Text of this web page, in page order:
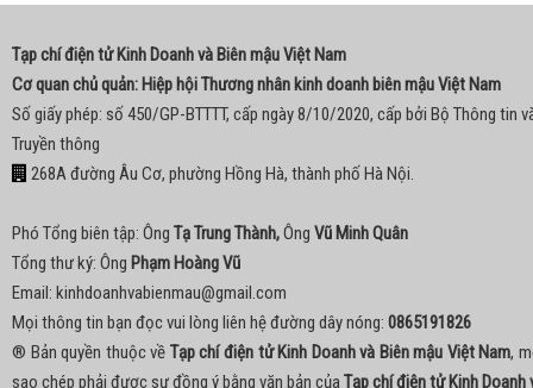
Tạp chí điện tử Kinh Doanh và Biên mậu Việt Nam
Cơ quan chủ quản: Hiệp hội Thương nhân kinh doanh biên mậu Việt Nam
Số giấy phép: số 450/GP-BTTTT, cấp ngày 8/10/2020, cấp bởi Bộ Thông tin
Truyền thông
268A đường Âu Cơ, phường Hồng Hà, thành phố Hà Nội.
Phó Tổng biên tập: Ông Tạ Trung Thành,Ông Vũ Minh Quân
Tổng thư ký: Ông Phạm Hoàng Vũ
Email: kinhdoanhvabienmau@gmail.com
Mọi thông tin bạn đọc vui lòng liên hệ đường dây nóng: 0865191826
® Bản quyền thuộc về Tạp chí điện tử Kinh Doanh và Biên mậu Việt Nam,
sao chép phải được sự đồng ý bằng văn bản củaTạp chí điện tử Kinh Doanh